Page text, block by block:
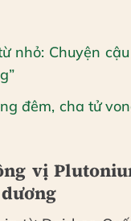
từ nhỏ: Chuyện
đêm, cha tử
vị